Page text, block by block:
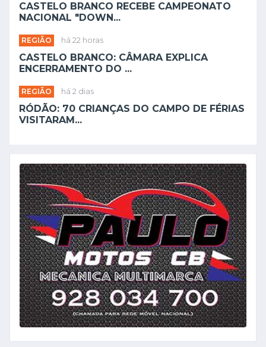
CASTELO BRANCO RECEBE CAMPEONATO
NACIONAL "DOWN...
REGIÃO há 22 horas
CASTELO BRANCO: CÂMARA EXPLICA
ENCERRAMENTO DO ...
REGIÃO há 2 dias
RÓDÃO: 70 CRIANÇAS DO CAMPO DE FÉRIAS
VISITARAM...